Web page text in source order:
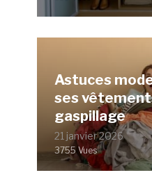
Astuces
ses
gaspillage
21 janvier 2026
3755 Vues